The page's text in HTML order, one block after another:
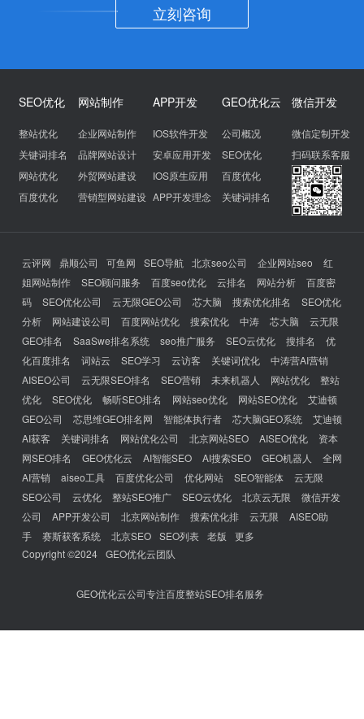
立刻咨询
SEO优化
整站优化
关键词排名
网站优化
百度优化
网站制作
企业网站制作
品牌网站设计
外贸网站建设
营销型网站建设
APP开发
IOS软件开发
安卓应用开发
IOS原生应用
APP开发理念
GEO优化云
公司概况
SEO优化
百度优化
关键词排名
微信开发
微信定制开发
扫码联系客服
云评网 鼎顺公司 可鱼网 SEO导航 北京seo公司 企业网站seo
红
姐网站制作
SEO顾问服务 百度seo优化 云排名 网站分析
百度密
码
SEO优化公司 云无限GEO公司 芯大脑 搜索优化排名
SEO优化
分析
网站建设公司 百度网站优化 搜索优化 中涛 芯大脑
云无限
GEO排名
SaaSwe排名系统 seo推广服务 SEO云优化 搜排名
优
化百度排名
词站云 SEO学习 云访客 关键词优化
中涛营AI营销
AISEO公司
云无限SEO排名 SEO营销 未来机器人 网站优化
整站
优化
SEO优化 畅听SEO排名 网站seo优化 网站SEO优化
艾迪顿
GEO公司
芯思维GEO排名网 智能体执行者 芯大脑GEO系统
艾迪顿
AI获客
关键词排名 网站优化公司 北京网站SEO AISEO优化
资本
网SEO排名
GEO优化云 AI智能SEO AI搜索SEO GEO机器人
全网
AI营销
aiseo工具 百度优化公司 优化网站 SEO智能体
云无限
SEO公司
云优化 整站SEO推广 SEO云优化 北京云无限
微信开发
公司
APP开发公司 北京网站制作 搜索优化排 云无限
AISEO助
手
赛斯获客系统 北京SEO SEO列表 老版
更多
Copyright ©2024 GEO优化云团队
GEO优化云公司专注百度整站SEO排名服务